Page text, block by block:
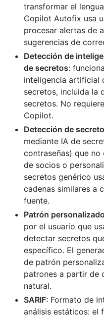
transformar el
Copilot Autofix usa
procesar alertas de
sugerencias de
Detección de
de secretos:
inteligencia artificial
secretos, incluida la
secretos. No
Copilot.
Detección de
mediante IA de
contraseñas) que
de socios o
secretos genérico
cadenas similares a
fuente.
Patrón personalizado
por el usuario que
detectar secretos
específico. El
de patrón
patrones a partir de
natural.
SARIF: Formato de
análisis estáticos: el